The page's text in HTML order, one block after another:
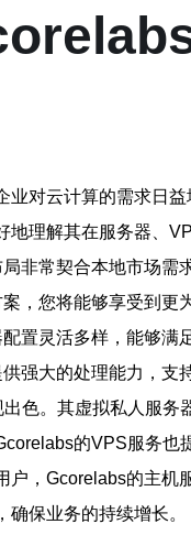
业对云计算的需求日
地理解其在服务器、
非常契合本地市场
，您将能够享受到更
置灵活多样，能够
强大的处理能力，支
色。其虚拟私人服
的VPS服务
户，Gcorelabs的主
保业务的持续增长。